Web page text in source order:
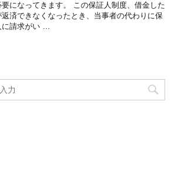
要になってきます。 この保証人制度、借金した
返済できなくなったとき、当事者の代わりに保
に請求がい …